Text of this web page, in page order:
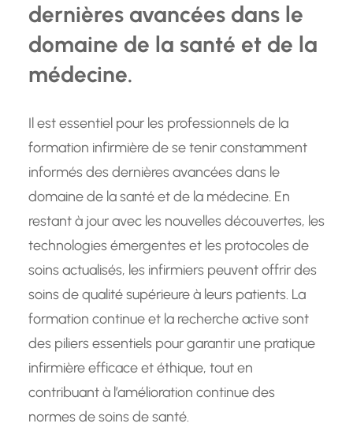
dernières avancées dans le
domaine de la santé et de la
médecine.
Il est essentiel pour les professionnels de la
formation infirmière de se tenir constamment
informés des dernières avancées dans le
domaine de la santé et de la médecine. En
restant à jour avec les nouvelles découvertes, les
technologies émergentes et les protocoles de
soins actualisés, les infirmiers peuvent offrir des
soins de qualité supérieure à leurs patients. La
formation continue et la recherche active sont
des piliers essentiels pour garantir une pratique
infirmière efficace et éthique, tout en
contribuant à l’amélioration continue des
normes de soins de santé.